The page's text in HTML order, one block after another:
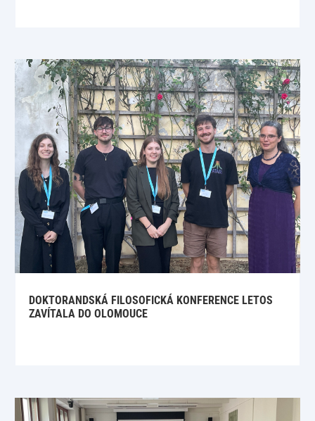
DOKTORANDSKÁ FILOSOFICKÁ KONFERENCE LETOS
ZAVÍTALA DO OLOMOUCE